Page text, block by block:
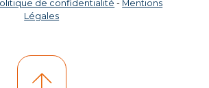
de confidentialité - Mentions
Légales